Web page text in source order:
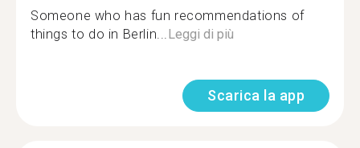
Someone who has fun recommendations of
things to do in Berlin...Leggi di più
Scarica la app